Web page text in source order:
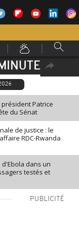
Patrice
du Sénat
de justice : le
RDC-Rwanda
d'Ebola dans un
testés et
PUBLICITÉ